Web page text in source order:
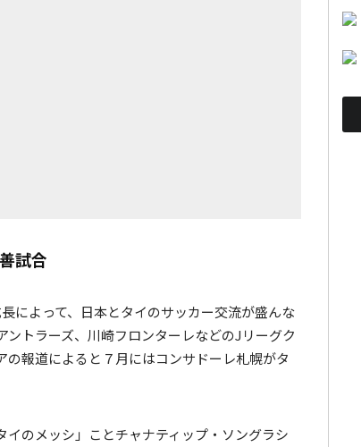
試合
によって、日本とタイのサッカー交流が盛んな
トラーズ、川崎フロンターレなどのJリーグク
報道によると７月にはコンサドーレ札幌がタ
のメッシ」ことチャナティップ・ソングラシ